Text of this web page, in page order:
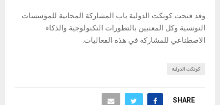
وقد فتحت كونكت الدولية باب المشاركة المجانية للمؤسسات
التونسية وكل المعنيين بالتطورات التكنولوجية والذكاء
الاصطناعي للمشاركة في هذه الفعاليات.
كونكت الدولية
SHARE